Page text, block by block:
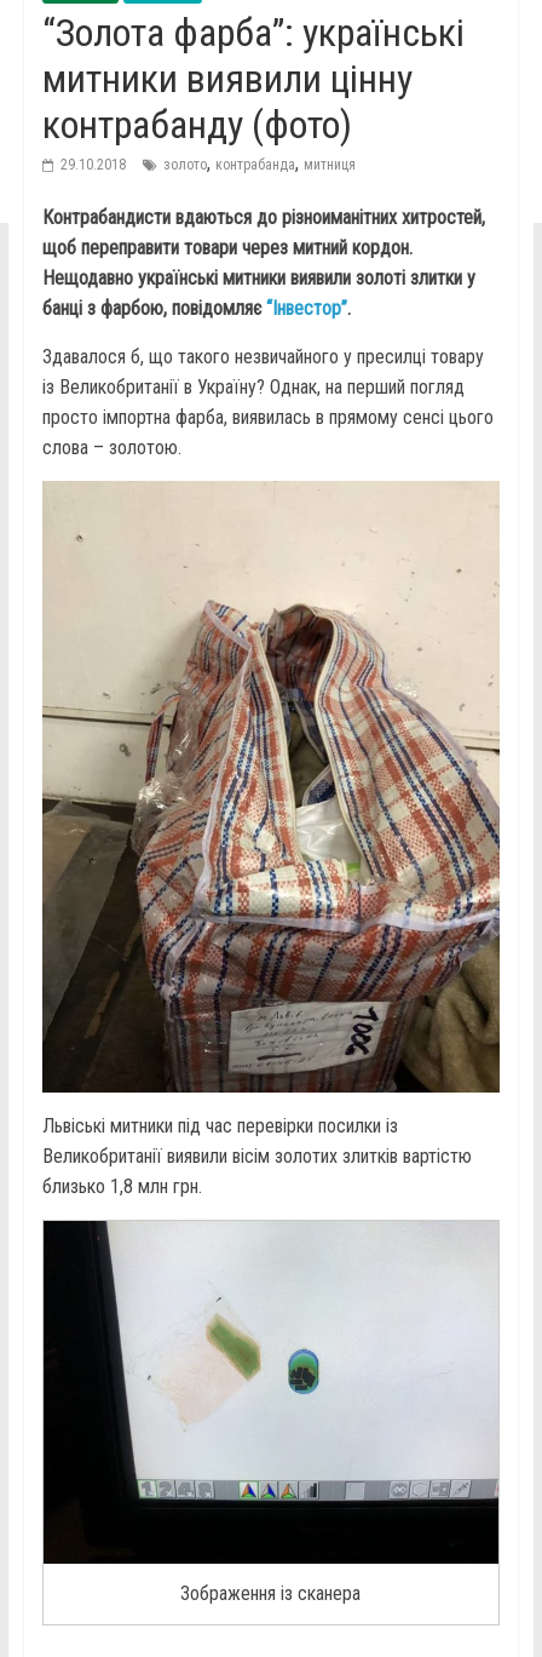
“Золота фарба”: українські
митники виявили цінну
контрабанду (фото)
29.10.2018 золото, контрабанда, митниця
Контрабандисти вдаються до різноиманітних хитростей,
щоб переправити товари через митний кордон.
Нещодавно українські митники виявили золоті злитки у
банці з фарбою, повідомляє“Інвестор”.
Здавалося б, що такого незвичайного у пресилці товару
із Великобританії в Україну? Однак, на перший погляд
просто імпортна фарба, виявилась в прямому сенсі цього
слова – золотою.
Львіські митники під час перевірки посилки із
Великобританії виявили вісім золотих злитків вартістю
близько 1,8 млн грн.
Зображення із сканера